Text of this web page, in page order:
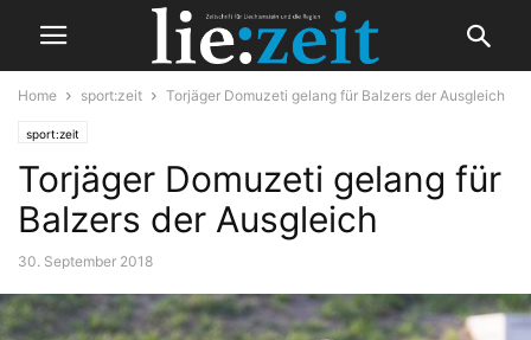
Home sport:zeit Torjäger Domuzeti gelang für Balzers der Ausgleich
sport:zeit
Torjäger Domuzeti gelang für
Balzers der Ausgleich
30. September 2018